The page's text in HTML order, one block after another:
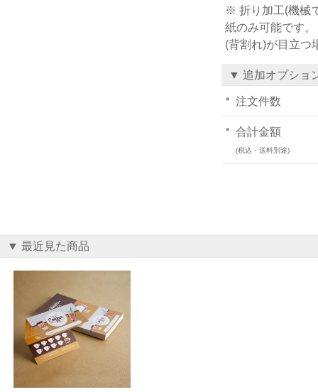
※ 折り加工(機械
紙のみ可能です
(背割れ)が目立つ
▼ 追加オプショ
注文件数
合計金額
(税込・送料別途)
▼ 最近見た商品